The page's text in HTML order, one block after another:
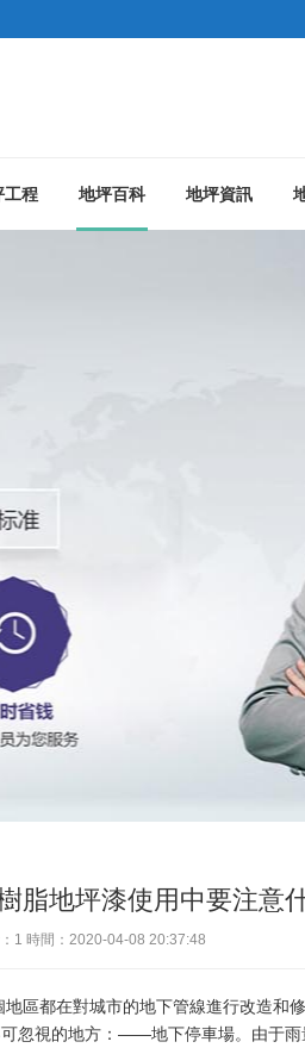
工程 地坪百科 地坪資訊
脂地坪漆使用中要注意
1 時間：2020-04-08 20:37:48
區都在對城市的地下管線進行改造和
忽視的地方：——地下停車場。由于